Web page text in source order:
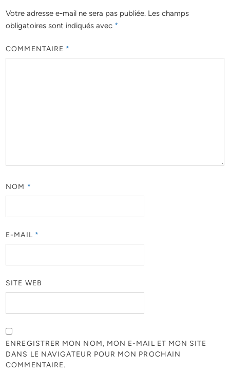
Votre adresse e-mail ne sera pas publiée. Les champs
obligatoires sont indiqués avec *
COMMENTAIRE *
NOM *
E-MAIL *
SITE WEB
ENREGISTRER MON NOM, MON E-MAIL ET MON SITE
DANS LE NAVIGATEUR POUR MON PROCHAIN
COMMENTAIRE.